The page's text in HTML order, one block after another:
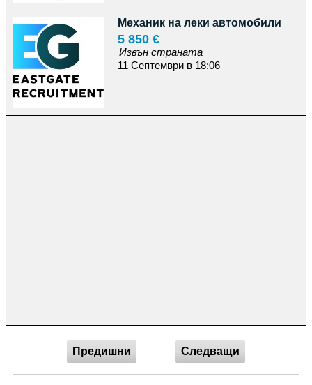
Механик на леки автомобили
5 850 €
Извън страната
11 Септември в 18:06
Предишни Следващи